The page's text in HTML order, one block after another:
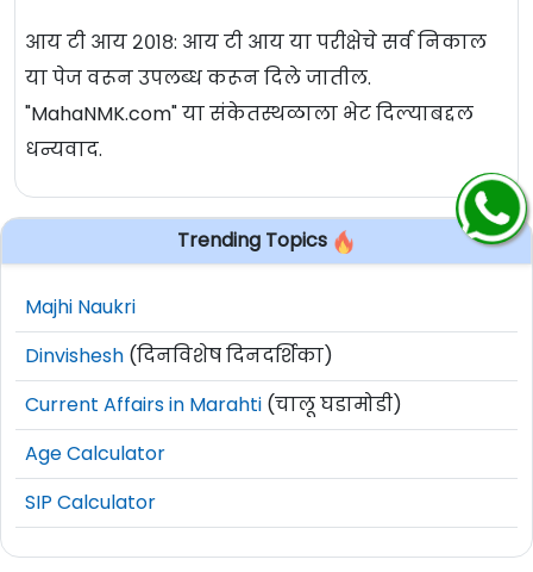
आय टी आय २०१८: आय टी आय या परीक्षेचे सर्व निकाल
या पेज वरून उपलब्ध करून दिले जातील.
"MahaNMK.com" या संकेतस्थळाला भेट दिल्याबद्दल
धन्यवाद.
Trending Topics
Majhi Naukri
Dinvishesh (दिनविशेष दिनदर्शिका)
Current Affairs in Marahti (चालू घडामोडी)
Age Calculator
SIP Calculator